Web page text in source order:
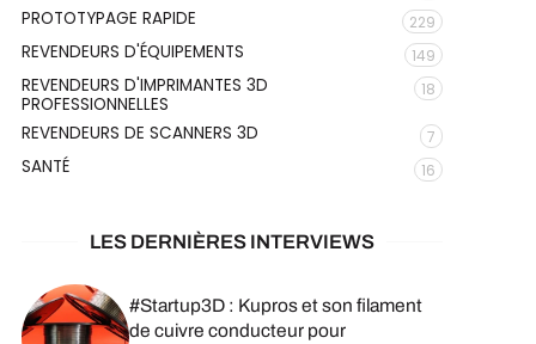
PROTOTYPAGE RAPIDE 229
REVENDEURS D'ÉQUIPEMENTS 149
REVENDEURS D'IMPRIMANTES 3D
PROFESSIONNELLES
18
REVENDEURS DE SCANNERS 3D 7
SANTÉ 16
LES DERNIÈRES INTERVIEWS
#Startup3D : Kupros et son filament
de cuivre conducteur pour